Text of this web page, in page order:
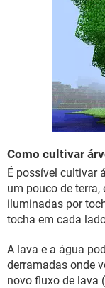
Como cultivar
É possível cultivar
um pouco de
iluminadas por
tocha em cada
A lava e a água
derramadas onde
novo fluxo de lava